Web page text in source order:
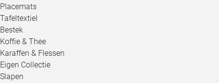
Placemats
Tafeltextiel
Bestek
Koffie & Thee
Karaffen & Flessen
Eigen Collectie
Slapen